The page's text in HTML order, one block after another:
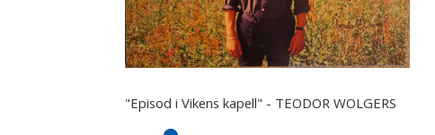
"Episod i Vikens kapell" - TEODOR WOLGERS